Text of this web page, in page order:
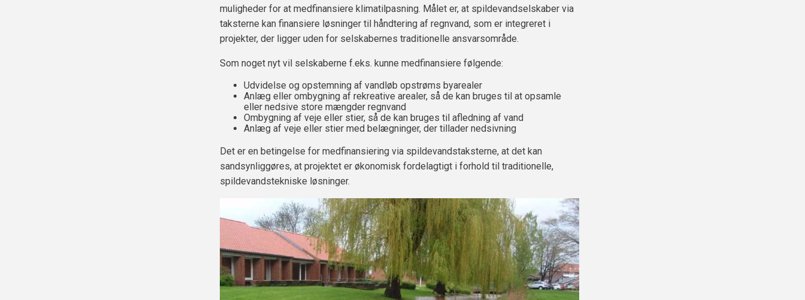
muligheder for at medfinansiere klimatilpasning. Målet er, at spildevandselskaber via
taksterne kan finansiere løsninger til håndtering af regnvand, som er integreret i
projekter, der ligger uden for selskabernes traditionelle ansvarsområde.
Som noget nyt vil selskaberne f.eks. kunne medfinansiere følgende:
Udvidelse og opstemning af vandløb opstrøms byarealer
Anlæg eller ombygning af rekreative arealer, så de kan bruges til at opsamle
eller nedsive store mængder regnvand
Ombygning af veje eller stier, så de kan bruges til afledning af vand
Anlæg af veje eller stier med belægninger, der tillader nedsivning
Det er en betingelse for medfinansiering via spildevandstaksterne, at det kan
sandsynliggøres, at projektet er økonomisk fordelagtigt i forhold til traditionelle,
spildevandstekniske løsninger.